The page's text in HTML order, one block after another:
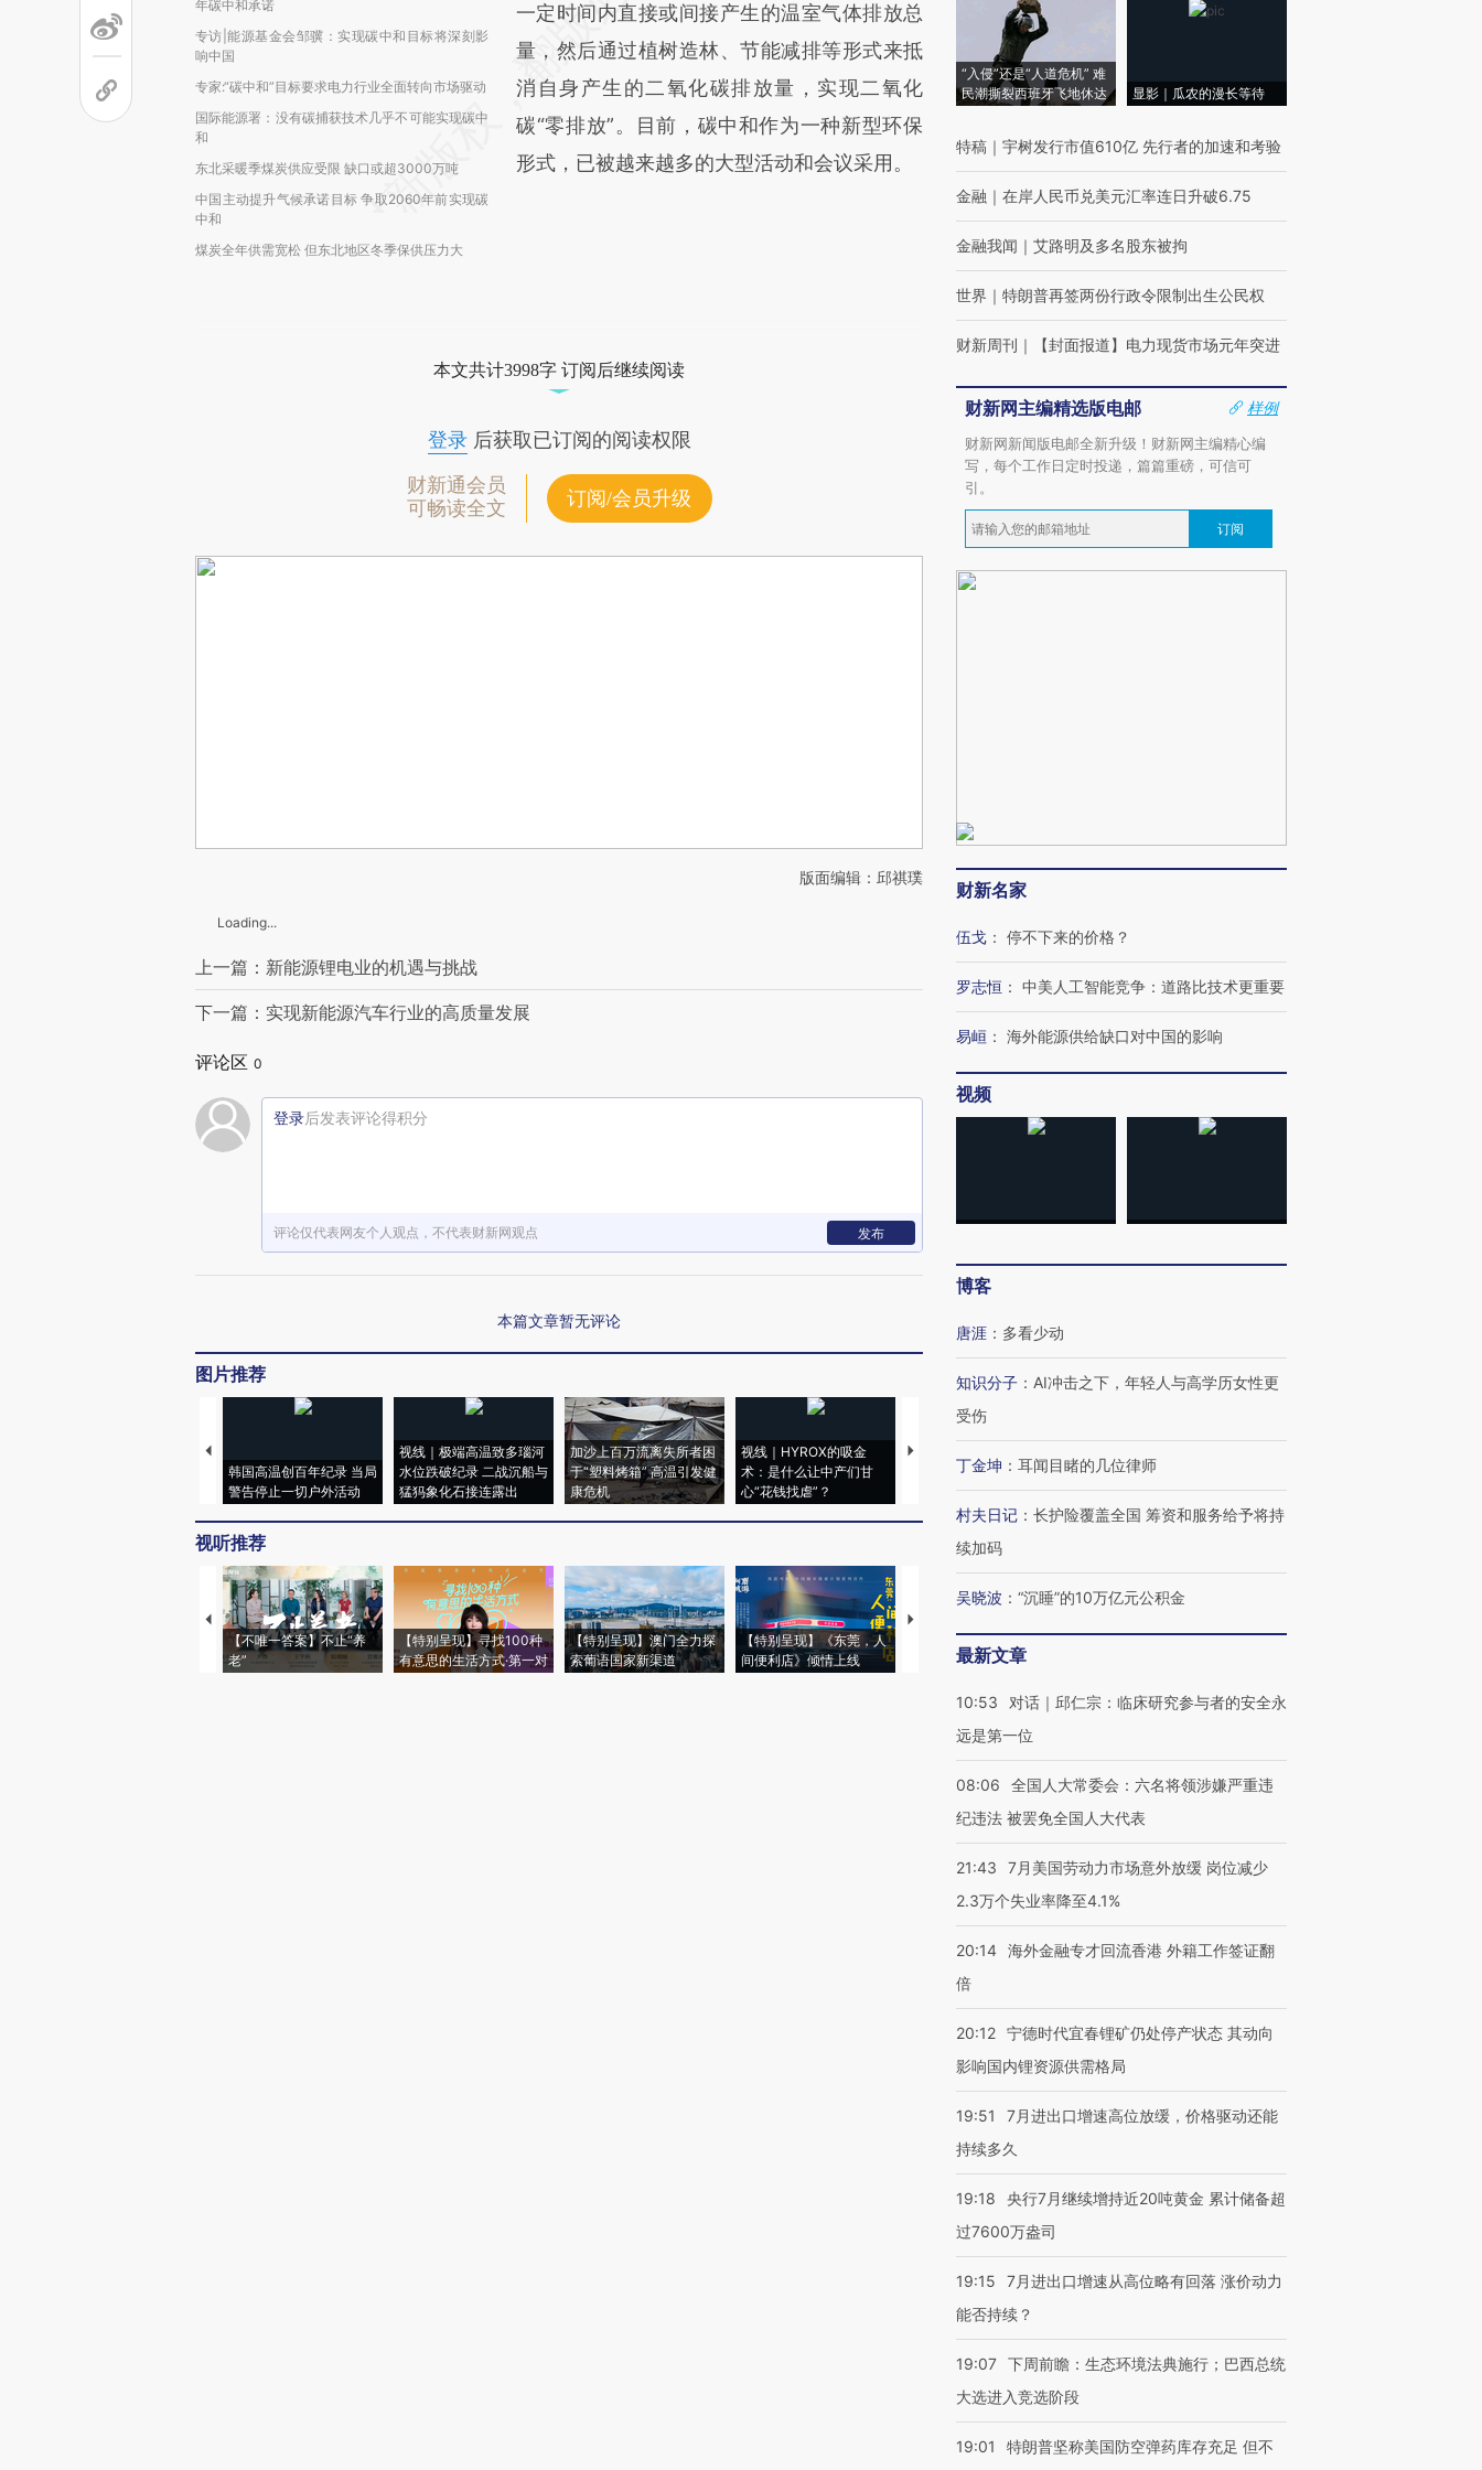
年碳中和承诺
专访|能源基金会邹骥：实现碳中和目标将深刻影
响中国
专家:“碳中和”目标要求电力行业全面转向市场驱动
国际能源署：没有碳捕获技术几乎不可能实现碳中
和
东北采暖季煤炭供应受限 缺口或超3000万吨
中国主动提升气候承诺目标 争取2060年前实现碳
中和
煤炭全年供需宽松 但东北地区冬季保供压力大
一定时间内直接或间接产生的温室气体排放总
量，然后通过植树造林、节能减排等形式来抵
消自身产生的二氧化碳排放量，实现二氧化
碳“零排放”。目前，碳中和作为一种新型环保
形式，已被越来越多的大型活动和会议采用。
本文共计3998字 订阅后继续阅读
登录后获取已订阅的阅读权限
财新通会员
可畅读全文
订阅/会员升级
版面编辑：邱祺璞
Loading...
上一篇：新能源锂电业的机遇与挑战
下一篇：实现新能源汽车行业的高质量发展
评论区 0
登录后发表评论得积分
评论仅代表网友个人观点，不代表财新网观点 发布
本篇文章暂无评论
图片推荐
韩国高温创百年纪录 当局
警告停止一切户外活动
视线｜极端高温致多瑙河
水位跌破纪录 二战沉船与
猛犸象化石接连露出
加沙上百万流离失所者困
于“塑料烤箱” 高温引发健
康危机
视线｜HYROX的吸金
术：是什么让中产们甘
心“花钱找虐”？
马航飞行员跨国走私7万
粒摇头丸 尿检体内含3种
度Z世代 用街头抗争将教
育部长拱下台
飞地休达
视听推荐
【不唯一答案】不止“养
老”
【特别呈现】寻找100种
有意思的生活方式·第一对
【特别呈现】澳门全力探
索葡语国家新渠道
【特别呈现】《东莞，人
间便利店》倾情上线
【推广】走进第四届链博
会，让数智科技“链”接产
【特别呈现】寻找100种
CFO：不靠规模取胜，华
“入侵”还是“人道危机” 难
民潮撕裂西班牙飞地休达
显影｜瓜农的漫长等待
特稿 ｜ 宇树发行市值610亿 先行者的加速和考验
金融 ｜ 在岸人民币兑美元汇率连日升破6.75
金融我闻 ｜ 艾路明及多名股东被拘
世界 ｜ 特朗普再签两份行政令限制出生公民权
财新周刊 ｜ 【封面报道】电力现货市场元年突进
财新网主编精选版电邮
样例
财新网新闻版电邮全新升级！财新网主编精心编
写，每个工作日定时投递，篇篇重磅，可信可
引。
订阅
财新名家
伍戈 ： 停不下来的价格？
罗志恒 ： 中美人工智能竞争：道路比技术更重要
易峘 ： 海外能源供给缺口对中国的影响
视频
博客
唐涯 ： 多看少动
知识分子 ： AI冲击之下，年轻人与高学历女性更
受伤
丁金坤 ： 耳闻目睹的几位律师
村夫日记 ： 长护险覆盖全国 筹资和服务给予将持
续加码
吴晓波 ： “沉睡”的10万亿元公积金
最新文章
10:53
对话｜邱仁宗：临床研究参与者的安全永
远是第一位
08:06
全国人大常委会：六名将领涉嫌严重违
纪违法 被罢免全国人大代表
21:43
7月美国劳动力市场意外放缓 岗位减少
2.3万个失业率降至4.1%
20:14 海外金融专才回流香港 外籍工作签证翻
倍
20:12 宁德时代宜春锂矿仍处停产状态 其动向
影响国内锂资源供需格局
19:51
7月进出口增速高位放缓，价格驱动还能
持续多久
19:18
央行7月继续增持近20吨黄金 累计储备超
过7600万盎司
19:15
7月进出口增速从高位略有回落 涨价动力
能否持续？
19:07 下周前瞻：生态环境法典施行；巴西总统
大选进入竞选阶段
19:01 特朗普坚称美国防空弹药库存充足 但不